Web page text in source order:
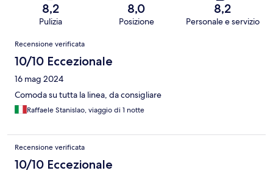
8,2
Pulizia
8,0
Posizione
8,2
Personale e servizio
Recensioni
Recensione verificata
10/10 Eccezionale
16 mag 2024
Comoda su tutta la linea, da consigliare
Raffaele Stanislao, viaggio di 1 notte
Recensione verificata
10/10 Eccezionale